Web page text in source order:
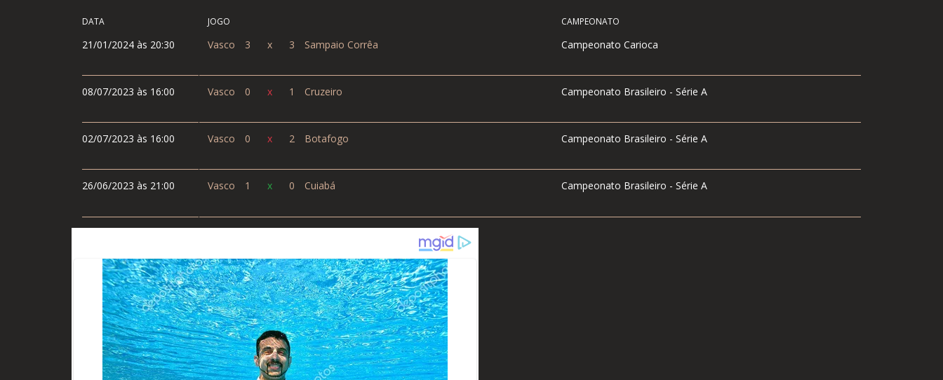
DATA
21/01/2024 às 20:30
08/07/2023 às 16:00
02/07/2023 às 16:00
26/06/2023 às 21:00
JOGO CAMPEONATO
Vasco 3 x 3 Sampaio Corrêa Campeonato Carioca
Vasco 0 x 1 Cruzeiro Campeonato Brasileiro - Série A
Vasco 0 x 2 Botafogo Campeonato Brasileiro - Série A
Vasco 1 x 0 Cuiabá Campeonato Brasileiro - Série A